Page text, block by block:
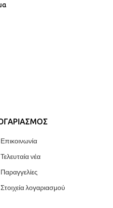
Επικοινωνία
Τελευταία νέα
Παραγγελίες
Στοιχεία λογαριασμού